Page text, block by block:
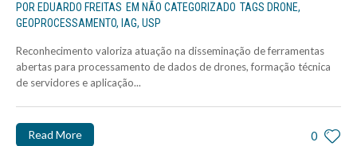
POR EDUARDO FREITAS EM NÃO CATEGORIZADO TAGS DRONE,
GEOPROCESSAMENTO, IAG, USP
Reconhecimento valoriza atuação na disseminação de ferramentas
abertas para processamento de dados de drones, formação técnica
de servidores e aplicação...
0
Read More